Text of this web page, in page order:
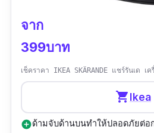
จาก
399บาท
เช็คราคา IKEA SKÄRANDE แชร์รันเด เ
shopping_cartIkea
add_circleด้ามจับด้านบนทำให้ปลอดภัยต่อ